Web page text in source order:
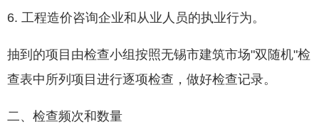
6. 工程造价咨询企业和从业人员的执业行为。
抽到的项目由检查小组按照无锡市建筑市场"双随机"检
查表中所列项目进行逐项检查，做好检查记录。
二、检查频次和数量